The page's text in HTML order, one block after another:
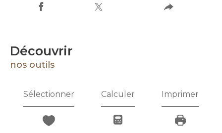
découvrir
nos outils
Sélectionner Calculer Imprimer